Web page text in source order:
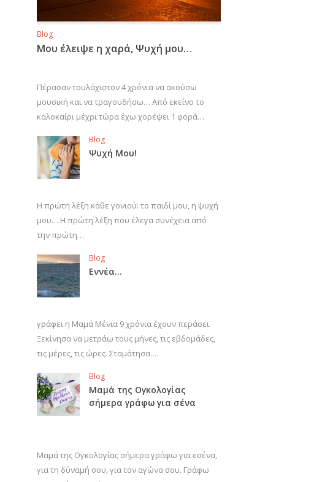
Blog
Μου έλειψε η χαρά, Ψυχή μου…
Πέρασαν τουλάχιστον 4 χρόνια να ακούσω
μουσική και να τραγουδήσω… Από εκείνο το
καλοκαίρι μέχρι τώρα έχω χορέψει 1 φορά…
Blog
Ψυχή Μου!
Η πρώτη λέξη κάθε γονιού: το παιδί μου, η ψυχή
μου… Η πρώτη λέξη που έλεγα συνέχεια από
την πρώτη…
Blog
Εννέα…
γράφει η Μαμά Μένια 9 χρόνια έχουν περάσει.
Ξεκίνησα να μετράω τους μήνες, τις εβδομάδες,
τις μέρες, τις ώρες. Σταμάτησα.…
Blog
Μαμά της Ογκολογίας
σήμερα γράφω για σένα
Μαμά της Ογκολογίας σήμερα γράφω για εσένα,
για τη δύναμή σου, για τον αγώνα σου. Γράφω